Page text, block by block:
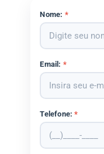
Nome: *
Email: *
Telefone:*